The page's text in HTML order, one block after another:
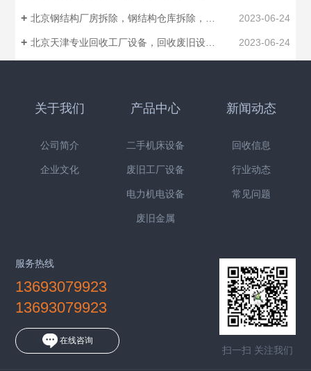
北京钢结构厂房拆除，钢结构仓库拆除，钢结构回收制作安装 2023-06-24
北京天津专业回收工厂设备，回收废旧设备，工业设备回收 2023-06-24
关于我们
公司简介
企业文化
产品中心
二手机床设备
废旧工厂设备
电力机电设备
废旧金属
新闻动态
回收信息
行业动态
常见问题
扫一扫 关注我们
服务热线
13693079923
13693079923
在线咨询